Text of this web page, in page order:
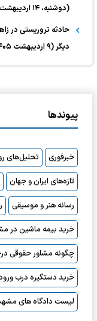
(دوشنبه، ۱۴ اردیبهشت ۱۴۰۵)
دیگر (۹ اردیبهشت ۱۴۰۵)
پیوندها
خبرفوری تحلیل‌های
تازه‌های ایران و جهان
رسانه هنر و موسیقی
خرید بیمه ماشین در
چگونه مشاور حقوقی درجه 1 در مشهد پیدا
خرید دستگیره درب
لیست دادگاه های